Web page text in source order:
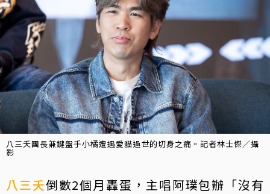
八三夭團長兼鍵盤手小橘遭遇愛貓過世的切身之痛。記者林士傑／攝
影
八三夭倒數2個月轟蛋，主唱阿璞包辦「沒有